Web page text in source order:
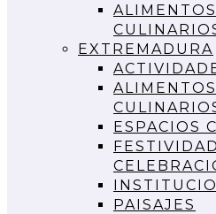
EXTREMADURA
ESPACIOS
PAISAJES